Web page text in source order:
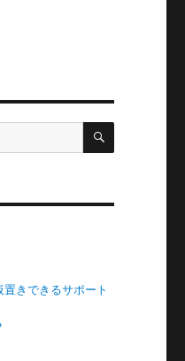
検
きできるサポート